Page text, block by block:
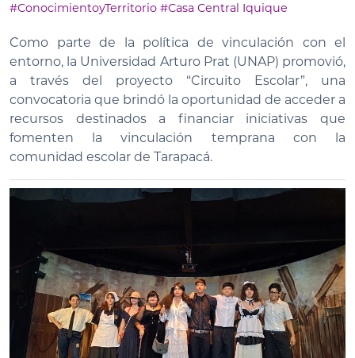
#ConocimientoyTerritorio #Casa Central Iquique
Como parte de la política de vinculación con el
entorno, la Universidad Arturo Prat (UNAP) promovió,
a través del proyecto “Circuito Escolar”, una
convocatoria que brindó la oportunidad de acceder a
recursos destinados a financiar iniciativas que
fomenten la vinculación temprana con la
comunidad escolar de Tarapacá.